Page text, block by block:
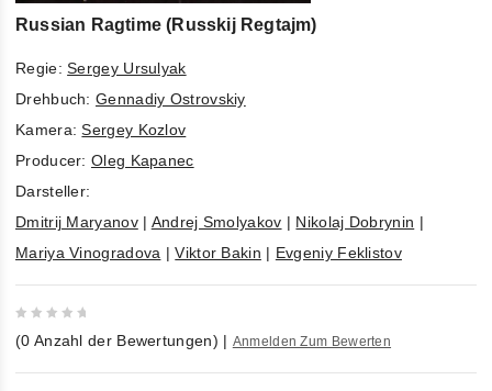
Russian Ragtime (Russkij Regtajm)
Regie:Sergey Ursulyak
Drehbuch:Gennadiy Ostrovskiy
Kamera:Sergey Kozlov
Producer: Oleg Kapanec
Darsteller:
Dmitrij Maryanov| Andrej Smolyakov | Nikolaj Dobrynin |
Mariya Vinogradova |Viktor Bakin | Evgeniy Feklistov
out
of
(0 Anzahl der Bewertungen) | Anmelden Zum Bewerten